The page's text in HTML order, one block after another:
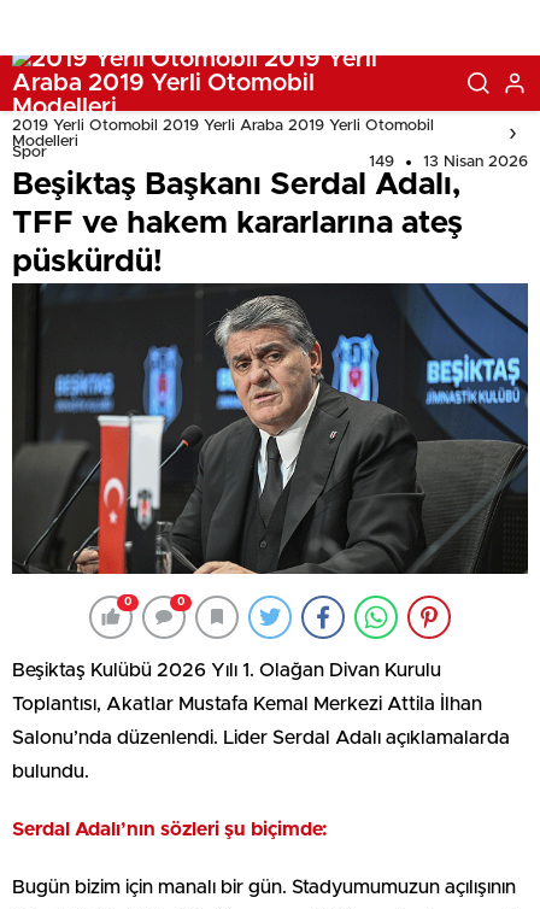
2019 Yerli Otomobil 2019 Yerli Araba 2019 Yerli Otomobil
Modelleri
Spor
149 13 Nisan 2026
Beşiktaş Başkanı Serdal Adalı,
TFF ve hakem kararlarına ateş
püskürdü!
0 0
Beşiktaş Kulübü 2026 Yılı 1. Olağan Divan Kurulu
Toplantısı, Akatlar Mustafa Kemal Merkezi Attila İlhan
Salonu’nda düzenlendi. Lider Serdal Adalı açıklamalarda
bulundu.
Serdal Adalı’nın sözleri şu biçimde:
Bugün bizim için manalı bir gün. Stadyumumuzun açılışının